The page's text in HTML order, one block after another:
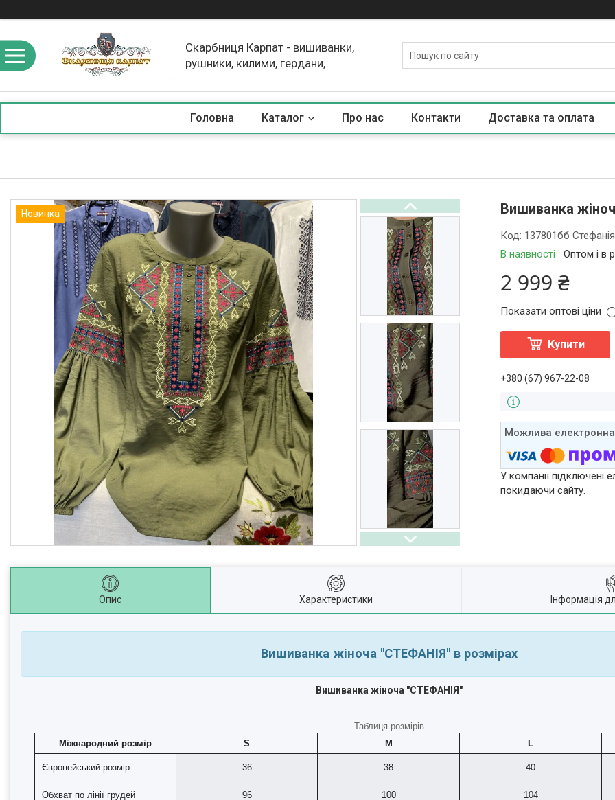
Скарбниця Карпат - вишиванки,
рушники, килими, гердани,
Головна Каталог Про нас Контакти Доставка та оплата
Новинка Вишиванка
В наявності Оптом і в
Код: 137801бб Стефанія
2 999 ₴
Показати оптові ціни
Купити
+380 (67) 967-22-08
У компанії підключені
покидаючи сайту.
Опис Характеристики Інформація
Вишиванка жіноча "СТЕФАНІЯ" в розмірах
Вишиванка жіноча "СТЕФАНІЯ"
Таблиця розмірів
Міжнародний розмір
S M L
Європейський розмір 36 38 40
Обхват по лінії грудей 96 100 104